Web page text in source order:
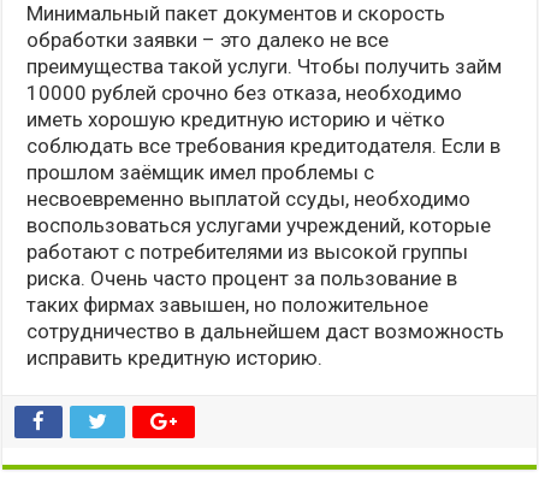
Минимальный пакет документов и скорость
обработки заявки – это далеко не все
преимущества такой услуги. Чтобы получить займ
10000 рублей срочно без отказа, необходимо
иметь хорошую кредитную историю и чётко
соблюдать все требования кредитодателя. Если в
прошлом заёмщик имел проблемы с
несвоевременно выплатой ссуды, необходимо
воспользоваться услугами учреждений, которые
работают с потребителями из высокой группы
риска. Очень часто процент за пользование в
таких фирмах завышен, но положительное
сотрудничество в дальнейшем даст возможность
исправить кредитную историю.